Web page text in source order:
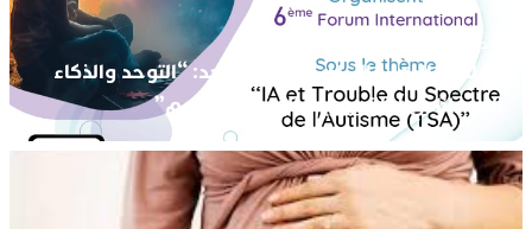
الأحد 19 أبريل 2026 - 2:02
الملتقى الدولي السادس حول التوحد: “التوحد والذكاء
الاصطناعي آفاق جديدة للإدماج والدعم”